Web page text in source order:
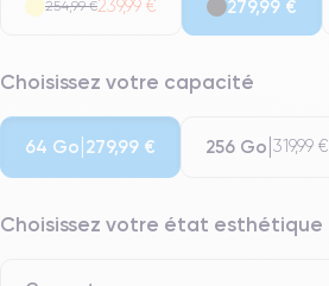
254,99 €239,99 € 279,99 €
Choisissez votre capacité
64 Go 279,99 € 256 Go 319,99 €
Choisissez votre état esthétique